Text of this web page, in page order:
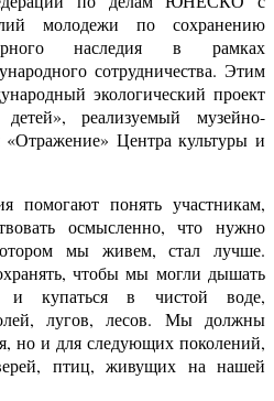
молодежи по сохранению
наследия в рамках
сотрудничества. Этим
экологический проект
реализуемый музейно-
«Отражение» Центра культуры и
помогают понять участникам,
осмысленно, что нужно
мы живем, стал лучше.
чтобы мы могли дышать
и купаться в чистой воде,
лугов, лесов. Мы должны
но и для следующих поколений,
птиц, живущих на нашей